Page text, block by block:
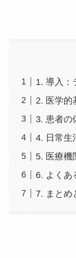
1. 導入：
2. 医学的
3. 患者の
4. 日常生
5. 医療機
6. よくあ
7. まとめ